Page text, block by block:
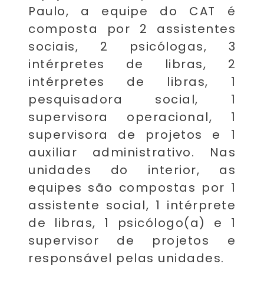
Paulo, a equipe do CAT é
composta por 2 assistentes
sociais, 2 psicólogas, 3
intérpretes de libras, 2
intérpretes de libras, 1
pesquisadora social, 1
supervisora operacional, 1
supervisora de projetos e 1
auxiliar administrativo. Nas
unidades do interior, as
equipes são compostas por 1
assistente social, 1 intérprete
de libras, 1 psicólogo(a) e 1
supervisor de projetos e
responsável pelas unidades.